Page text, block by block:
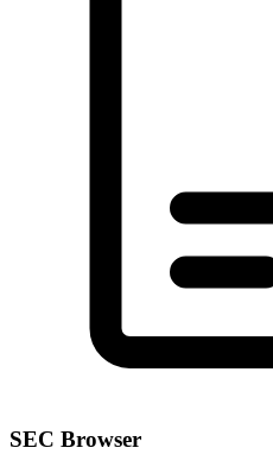
SEC Browser